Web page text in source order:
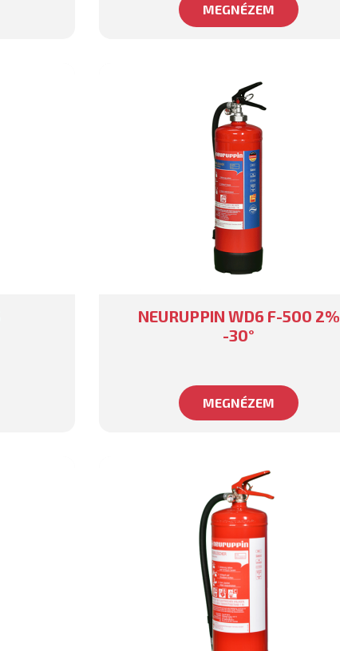
MEGNÉZEM
NEURUPPIN WD6 F-500 2%
-30°
MEGNÉZEM